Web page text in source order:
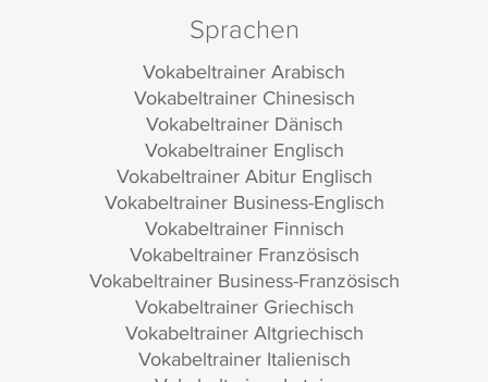
Sprachen
Vokabeltrainer Arabisch
Vokabeltrainer Chinesisch
Vokabeltrainer Dänisch
Vokabeltrainer Englisch
Vokabeltrainer Abitur Englisch
Vokabeltrainer Business-Englisch
Vokabeltrainer Finnisch
Vokabeltrainer Französisch
Vokabeltrainer Business-Französisch
Vokabeltrainer Griechisch
Vokabeltrainer Altgriechisch
Vokabeltrainer Italienisch